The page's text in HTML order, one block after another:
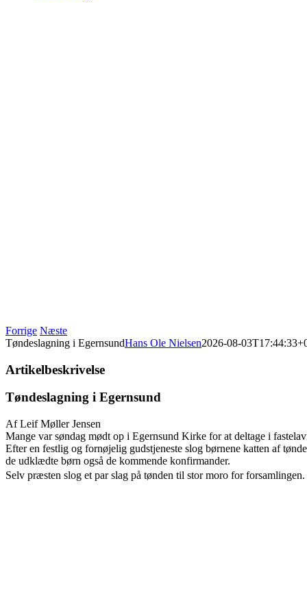
Forrige Næste
Tøndeslagning i EgernsundHans Ole Nielsen2026-08-
Artikelbeskrivelse
Tøndeslagning i Egernsund
Af Leif Møller Jensen
Mange var søndag mødt op i Egernsund Kirke for at deltage i
Efter en festlig og fornøjelig gudstjeneste slog børnene katten af
de udklædte børn også de kommende konfirmander.
Selv præsten slog et par slag på tønden til stor moro for